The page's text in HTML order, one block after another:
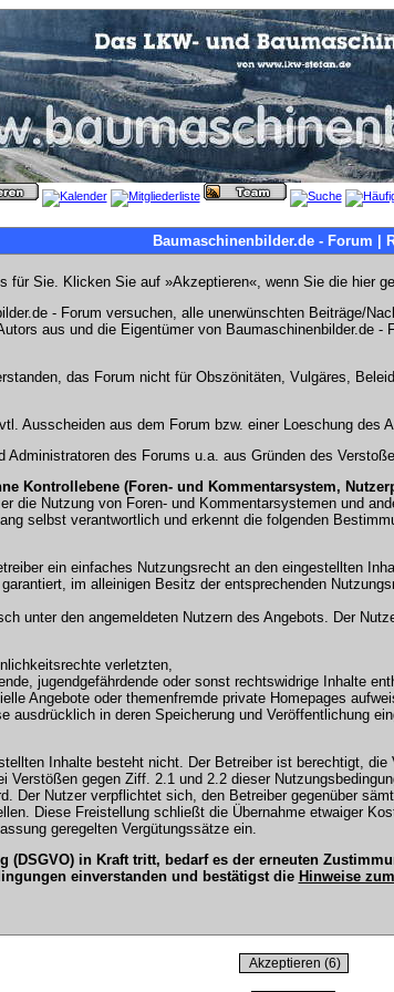
Baumaschinenbilder.de - Forum |
Sie. Klicken Sie auf »Akzeptieren«, wenn Sie die hier
- Forum versuchen, alle unerwünschten Beiträge/
aus und die Eigentümer von
das Forum nicht für Obszönitäten, Vulgäres,
Ausscheiden aus dem Forum bzw. einer Loeschung
des Forums u.a. aus Gründen des
Kontrollebene (Foren- und Kommentarsystem,
die Nutzung von Foren- und Kommentarsystemen und
selbst verantwortlich und erkennt die folgenden
ein einfaches Nutzungsrecht an den eingestellten
im alleinigen Besitz der entsprechenden
unter den angemeldeten Nutzern des Angebots. Der
verletzten,
jugendgefährdende oder sonst rechtswidrige Inhalte
Angebote oder themenfremde private Homepages
ausdrücklich in deren Speicherung und Veröffentlichung
Inhalte besteht nicht. Der Betreiber ist berechtigt,
gegen Ziff. 2.1 und 2.2 dieser
Der Nutzer verpflichtet sich, den Betreiber gegenüber
Diese Freistellung schließt die Übernahme etwaiger
geregelten Vergütungssätze ein.
(DSGVO) in Kraft tritt, bedarf es der erneuten
einverstanden und bestätigst die Hinweise